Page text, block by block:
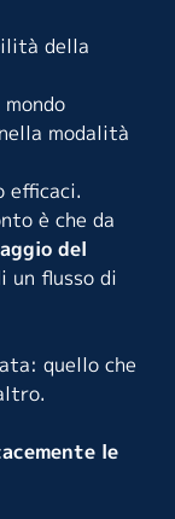
della
modalità
efficaci.
è che da
del
un flusso di
quello che
le